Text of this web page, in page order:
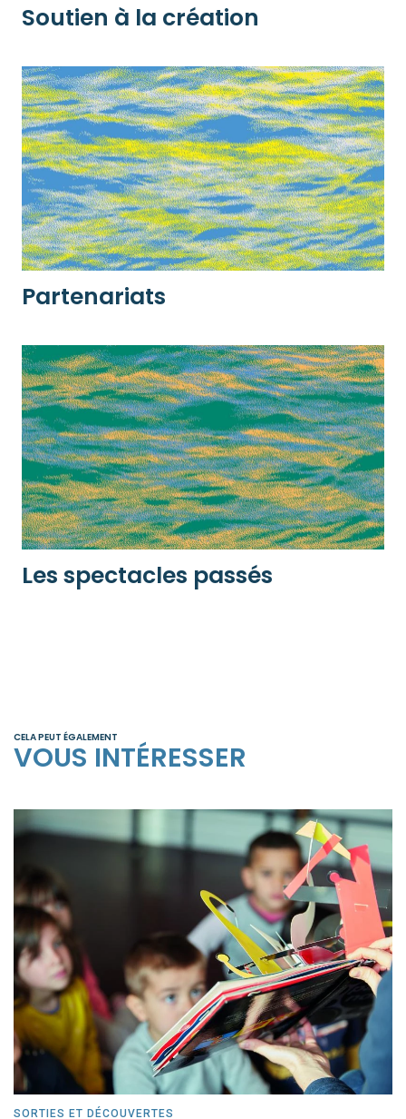
Soutien à la création
Partenariats
Les spectacles passés
CELA PEUT ÉGALEMENT
VOUS INTÉRESSER
SORTIES ET DÉCOUVERTES